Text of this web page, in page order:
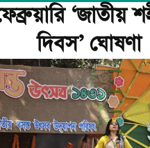
‘জাতীয়
দিবস’ ঘোষণা